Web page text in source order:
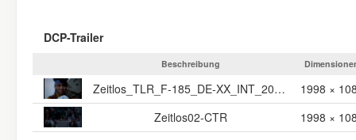
DCP-Trailer
Beschreibung
Zeitlos_TLR_F-185_DE-XX_INT_20_2K_NULL_20230228_REM_IOP_OV
1998 ×
Zeitlos02-CTR
1998 ×